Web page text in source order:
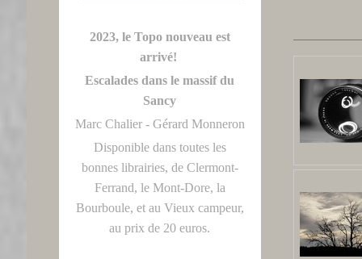
2023, le Topo nouveau est
arrivé!
Escalades dans le massif du
Sancy
Marc Chalier - Gérard Monneron
Disponible dans toutes les
bonnes librairies, de Clermont-
Ferrand, le Mont-Dore, la
Bourboule, et au Vieux campeur,
au prix de 20 euros.